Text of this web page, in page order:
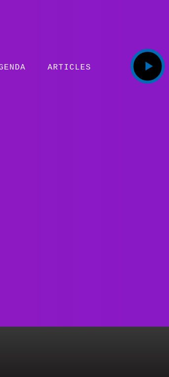
ARTICLES